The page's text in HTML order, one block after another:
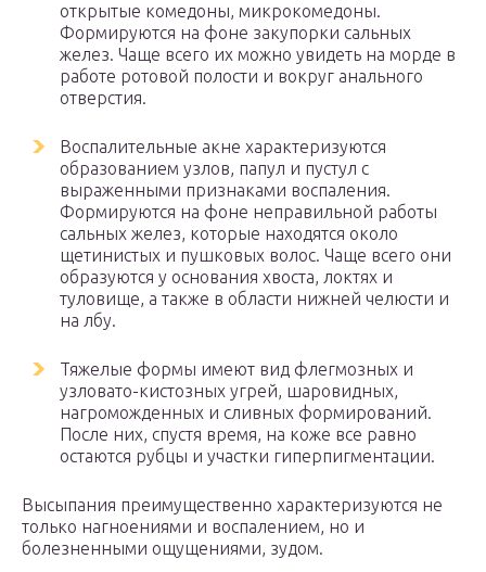
открытые комедоны, микрокомедоны.
Формируются на фоне закупорки сальных
желез. Чаще всего их можно увидеть на морде в
работе ротовой полости и вокруг анального
отверстия.
Воспалительные акне характеризуются
образованием узлов, папул и пустул с
выраженными признаками воспаления.
Формируются на фоне неправильной работы
сальных желез, которые находятся около
щетинистых и пушковых волос. Чаще всего они
образуются у основания хвоста, локтях и
туловище, а также в области нижней челюсти и
на лбу.
Тяжелые формы имеют вид флегмозных и
узловато-кистозных угрей, шаровидных,
нагроможденных и сливных формирований.
После них, спустя время, на коже все равно
остаются рубцы и участки гиперпигментации.
Высыпания преимущественно характеризуются не
только нагноениями и воспалением, но и
болезненными ощущениями, зудом.